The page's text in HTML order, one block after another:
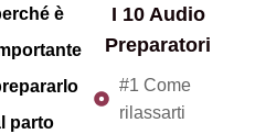
durante
è
parto
I 10 Audio
Preparatori
#1 Come
rilassarti